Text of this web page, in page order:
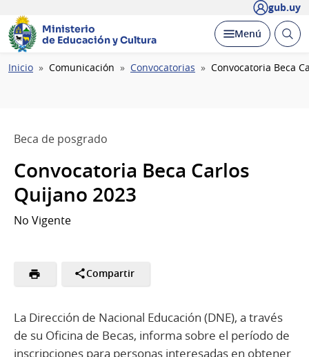
gub.uy
Ministerio
de Educación y Cultura
Desplegar
Menú Abrir
Ruta
Inicio Comunicación Convocatorias Convocatoria Beca
Beca de posgrado
Convocatoria Beca Carlos
Quijano 2023
No Vigente
Compartir
La Dirección de Nacional Educación (DNE), a través
de su Oficina de Becas, informa sobre el período de
inscripciones para personas interesadas en obtener